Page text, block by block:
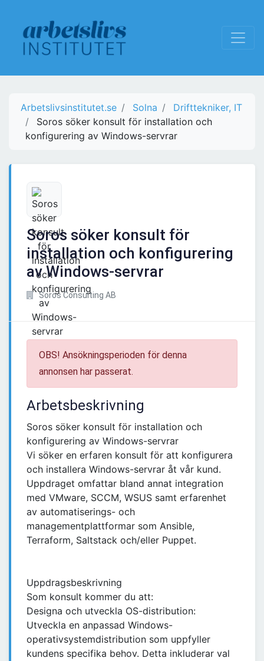
Arbetslivsinstitutet.se Solna
Drifttekniker, IT
Soros söker konsult för installation och
konfigurering av Windows-servrar
Soros söker konsult för
installation och konfigurering
av Windows-servrar
Soros Consulting AB
OBS! Ansökningsperioden för denna
annonsen har passerat.
Arbetsbeskrivning
Soros söker konsult för installation och
konfigurering av Windows-servrar
Vi söker en erfaren konsult för att konfigurera
och installera Windows-servrar åt vår kund.
Uppdraget omfattar bland annat integration
med VMware, SCCM, WSUS samt erfarenhet
av automatiserings- och
managementplattformar som Ansible,
Terraform, Saltstack och/eller Puppet.
Uppdragsbeskrivning
Som konsult kommer du att:
Designa och utveckla OS-distribution:
Utveckla en anpassad Windows-
operativsystemdistribution som uppfyller
kundens specifika behov. Detta inkluderar val